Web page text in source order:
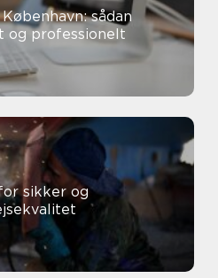
sådan
og professionelt